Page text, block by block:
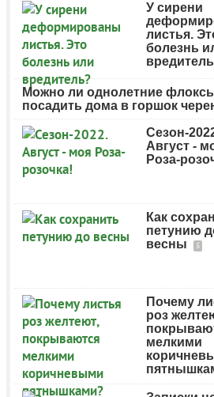
У сирени
листья.
болезнь
Можно ли однолетние
посадить дома в горшок
Сезон-
Август -
Роза-
Как
петунию
весны
5
Почему
роз
мелкими